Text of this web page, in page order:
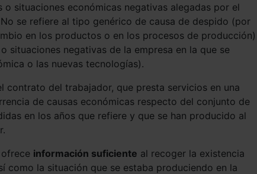
situaciones económicas negativas alegadas por el
se refiere al tipo genérico de causa de despido (por
en los productos o en los procesos de producción)
situaciones negativas de la empresa en la que se
o las nuevas tecnologías).
contrato del trabajador, que presta servicios en una
de causas económicas respecto del conjunto de
en los años que refiere y que se han producido al
ofrece información suficiente al recoger la existencia
como la situación que se estaba produciendo en la